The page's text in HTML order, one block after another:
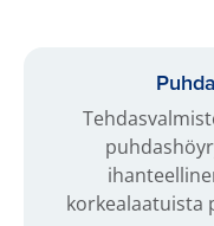
korkealaatuista